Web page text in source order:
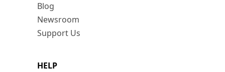
Blog
Newsroom
Support Us
HELP